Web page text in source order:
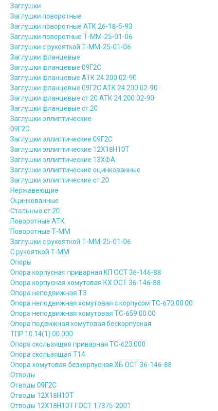
Заглушки
Заглушки поворотные
Заглушки поворотные АТК 26-18-5-93
Заглушки поворотные Т-ММ-25-01-06
Заглушки с рукояткой Т-ММ-25-01-06
Заглушки фланцевые
Заглушки фланцевые 09Г2С
Заглушки фланцевые АТК 24.200.02-90
Заглушки фланцевые 09Г2С АТК 24.200.02-90
Заглушки фланцевые ст.20 АТК 24.200.02-90
Заглушки фланцевые ст.20
Заглушки эллиптические
09Г2С
Заглушки эллиптические 09Г2С
Заглушки эллиптические 12Х18Н10Т
Заглушки эллиптические 13ХФА
Заглушки эллиптические оцинкованные
Заглушки эллиптические ст.20
Нержавеющие
Оцинкованные
Стальные ст.20
Поворотные АТК
Поворотные Т-ММ
Заглушки с рукояткой Т-ММ-25-01-06
С рукояткой Т-ММ
Опоры
Опора корпусная приварная КП ОСТ 36-146-88
Опора корпусная хомутовая КХ ОСТ 36-146-88
Опора неподвижная Т3
Опора неподвижная хомутовая с корпусом ТС-670.00.00
Опора неподвижная хомутовая ТС-659.00.00
Опора подвижная хомутовая бескорпусная
ТПР.10.14(1).00.000
Опора скользящая приварная ТС-623.000
Опора скользящая Т14
Опора хомутовая безкорпусная ХБ ОСТ 36-146-88
Отводы
Отводы 09Г2С
Отводы 12Х18Н10Т
Отводы 12Х18Н10Т ГОСТ 17375-2001